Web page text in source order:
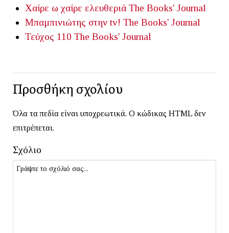
Χαίρε ω χαίρε ελευθεριά The Books' Journal
Μπαμπινιώτης στην tv! The Books' Journal
Τεύχος 110 The Books' Journal
Προσθήκη σχολίου
Όλα τα πεδία είναι υποχρεωτικά. Ο κώδικας HTML δεν
επιτρέπεται.
Σχόλιο